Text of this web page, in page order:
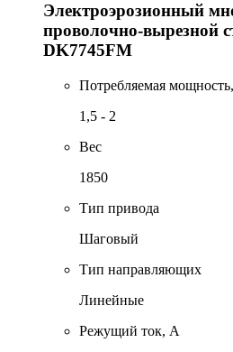
Электроэрозионный
проволочно-вырезной
DK7745FМ
Потребляемая
1,5 - 2
Вес
1850
Тип привода
Шаговый
Тип направляющих
Линейные
Режущий ток, А